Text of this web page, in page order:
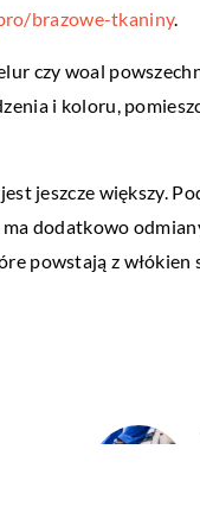
brazowe-tkaniny.
czy woal
i koloru,
jeszcze większy.
dodatkowo
powstają z włókien
– od czego zacząć?
określ, które części